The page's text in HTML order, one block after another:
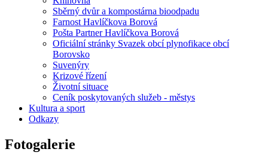
Sběrný dvůr a kompostárna bioodpadu
Farnost Havlíčkova Borová
Pošta Partner Havlíčkova Borová
Oficiální stránky Svazek obcí plynofikace obcí
Borovsko
Suvenýry
Krizové řízení
Životní situace
Ceník poskytovaných služeb - městys
Kultura a sport
Odkazy
Fotogalerie